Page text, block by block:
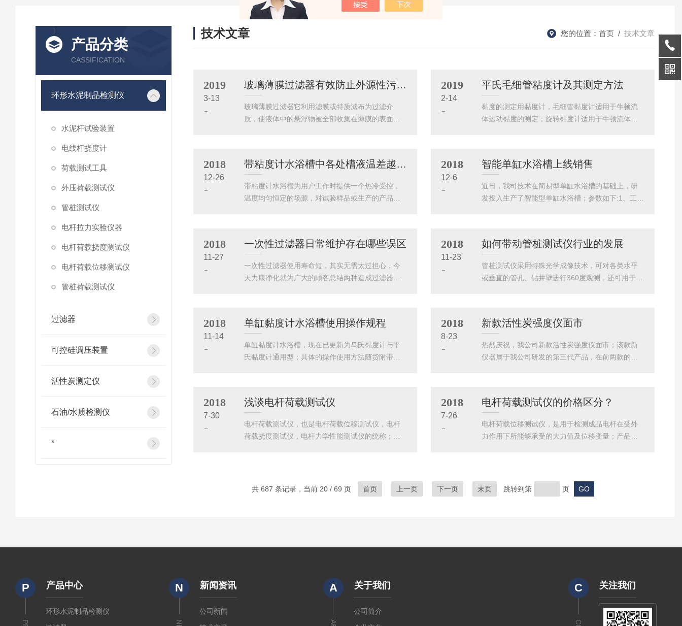
产品分类
CASSIFICATION
环形水泥制品检测仪
水泥杆试验装置
电线杆挠度计
荷载测试工具
外压荷载测试仪
管桩测试仪
电杆拉力实验仪器
电杆荷载挠度测试仪
电杆荷载位移测试仪
管桩荷载测试仪
过滤器
可控硅调压装置
活性炭测定仪
石油/水质检测仪
*
技术文章 您的位置： 首页 / 技术文章
2019
3-13
玻璃薄膜过滤器有效防止外源性污染，确保菌检成功率
玻璃薄膜过滤器它利用滤膜或特质滤布为过滤介
质，使液体中的悬浮物被全部收集在薄膜的表面，
度。该产品具有两种培养方法通用性的特点。设计
定，密封度强，有效防止外源性污染，确保菌检成
功率。玻璃薄膜过滤器一次性使用全封闭型采用薄
2019
2-14
平氏毛细管粘度计及其测定方法
黏度的测定用黏度计，毛细管黏度计适用于牛顿流
体运动黏度的测定；旋转黏度计适用于牛顿流体或
计，应定期检定或校准，符合相关规定，且可获得
下的规定，取适当的平氏毛细管黏度计1支，在支管
F上连接一橡皮管，用手指堵住管口2，倒置黏度
2018
12-26
带粘度计水浴槽中各处槽液温差越小越好
带粘度计水浴槽为用户工作时提供一个热冷受控，
温度均匀恒定的场源，对试验样品或生产的产品进
工程、医药卫生、生命科学、轻工食品、物性测试
槽企业质检生产部门等。是自带制冷和加热的恒温
源。产品可用于石油、化工、电子仪表、物理、化
2018
12-6
智能单缸水浴槽上线销售
近日，我司技术在简易型单缸水浴槽的基础上，研
发投入生产了智能型单缸水浴槽；参数如下:1、工作
度：±0.1℃。6、温度传感器：工业铂电阻，其分度
境温度：室温～35℃。9、相对湿度：≤85％。10、
毛细管粘度计：共2支。11、外形尺...
2018
11-27
一次性过滤器日常维护存在哪些误区
一次性过滤器使用寿命短，其实无需太过担心，今
天力康净化就为广大的顾客总结两种造成过滤器使
应该考虑到这点。较多的工程中，用户要求尽可能
润，采用过滤面积小的便宜过滤器。工程验收时，
过滤器能满足空气净化的要求，但过滤器的使用寿
2018
11-23
如何带动管桩测试仪行业的发展
管桩测试仪采用特殊光学成像技术，可对各类水平
或垂直的管孔、钻井壁进行360度观测，还可用于水
停止发展，特别是近两年许多新兴产业的出现，也
发展，带动了管桩测试仪行业，智能化技术也让管
桩测试仪行业向制造业转型。相对测试仪行业来
2018
11-14
单缸黏度计水浴槽使用操作规程
单缸黏度计水浴槽，现在已更新为乌氏黏度计与平
氏黏度计通用型；具体的操作使用方法随货附带的
箱查验相关配置是否齐全，并在洁净度较高，平整
器，温控探头，粘度管夹，黏度计；其中，计时器
与温控探头是需要客户自行安装的，这个只需要找
2018
8-23
新款活性炭强度仪面市
热烈庆祝，我公司新款活性炭强度仪面市；该款新
仪器属于我公司研发的第三代产品，在前两款的基
关参数图片及价格问题可以联系我公司销售；
2018
7-30
浅谈电杆荷载测试仪
电杆荷载测试仪，也是电杆荷载位移测试仪，电杆
荷载挠度测试仪，电杆力学性能测试仪的统称；电
学性能细则》而研发生产的，所以我公司设置了不
同的配置来满足不同客户群的要求；简单来说，电
纠结于产品的名称了。新产品的...
2018
7-26
电杆荷载测试仪的价格区分？
电杆荷载位移测试仪，是用于检测成品电杆在受外
力作用下所能够承受的大力值及位移变量；产品根
一只；3.中配，配套力学传感器两只，挠度传感器一
只，A,B点位移传感器各一只；4.高配，配套力学传
件！相关参数...
共 687 条记录，当前 20 / 69 页 首页 上一页 下一页 末页 跳转到第 页
P 产品中心
环形水泥制品检测仪
N 新闻资讯
公司新闻
A 关于我们
公司简介
C 关注我们